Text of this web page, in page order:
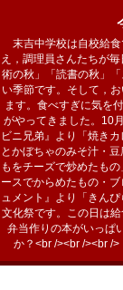
末吉中学校は自校給食
え，調理員さんたちが
術の秋」「読書の秋」
い季節です。そして，
ます。食べすぎに気を
がやってきました。10
ビニ兄弟』より「焼き
とかぼちゃのみそ汁・
もをチーズで炒めたも
ースでからめたもの・
ュメント』より「きん
文化祭です。この日は
弁当作りの本がいっぱ
か？<br /><br /><br /